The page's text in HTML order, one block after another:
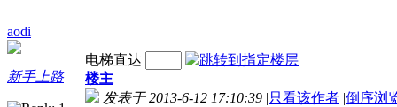
aodi
新手上路
电梯直达
楼主
发表于 2013-6-12 17:10:39 |只看该作者 |倒序浏